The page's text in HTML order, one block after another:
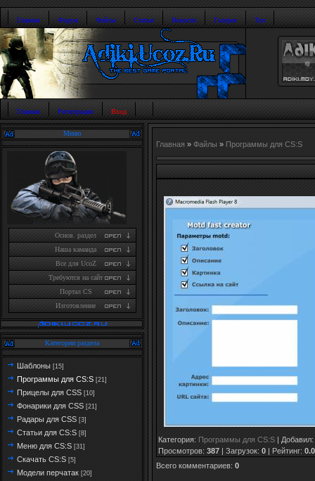
Главная Форум Файлы Статьи Новости Галерея Топ
Главная Регистрация Вход
Меню
Основ. раздел
Наша каманда
Все для UcoZ
Требуются на сайт
Портал CS
Изготовление
Категории раздела
Шаблоны [15]
Программы для CS:S [21]
Прицелы для CSS [10]
Фонарики для CSS [21]
Радары для CSS [3]
Статьи для CS:S [8]
Меню для CS:S [31]
Скачать CS:S [5]
Модели перчатак [20]
Главная » Файлы » Программы для CS:S
Категория: Программы для CS:S | Добавил:
Просмотров: 387 | Загрузок: 0 | Рейтинг: 0.0
Всего комментариев: 0